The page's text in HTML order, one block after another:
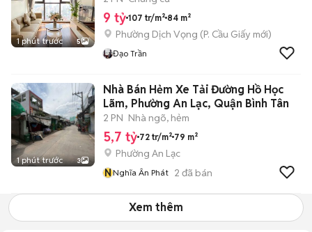
1 phút trước 5
9 tỷ 107 tr/m² 84 m²
Phường Dịch Vọng (P. Cầu Giấy mới)
Đạo Trần
1 phút trước 3
Nhà Bán Hẻm Xe Tải Đường Hồ Học
Lãm, Phường An Lạc, Quận Bình Tân
2 PN Nhà ngõ, hẻm
5,7 tỷ 72 tr/m² 79 m²
Phường An Lạc
NNghĩa Ân Phát 2 đã bán
Xem thêm